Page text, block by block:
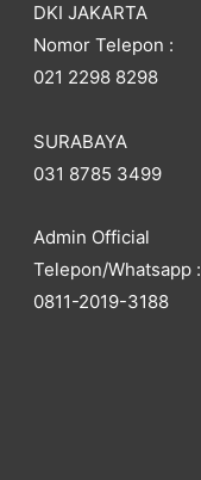
DKI JAKARTA
Nomor Telepon :
021 2298 8298
SURABAYA
031 8785 3499
Admin Official
Telepon/Whatsapp :
0811-2019-3188